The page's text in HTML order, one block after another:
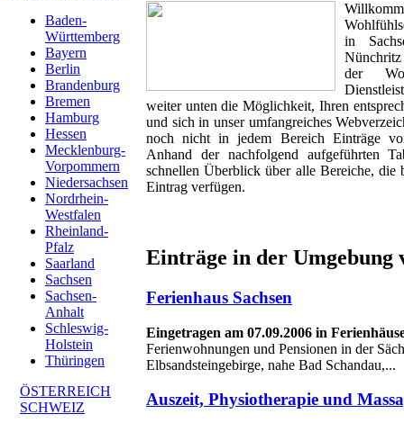
Baden-
Württemberg
Bayern
Berlin
Brandenburg
Bremen
Hamburg
Hessen
Mecklenburg-
Vorpommern
Niedersachsen
Nordrhein-
Westfalen
Rheinland-
Pfalz
Saarland
Sachsen
Sachsen-
Anhalt
Schleswig-
Holstein
Thüringen
ÖSTERREICH
SCHWEIZ
in
der
weiter unten die Möglichkeit, Ihren
und sich in unser umfangreiches
noch nicht in jedem Bereich Einträge
Anhand der nachfolgend aufgeführten
schnellen Überblick über alle Bereiche, die
Eintrag verfügen.
Einträge in der Umgebung
Ferienhaus Sachsen
Eingetragen am 07.09.2006 in
Ferienwohnungen und Pensionen in der
Elbsandsteingebirge, nahe Bad Schandau,...
Auszeit, Physiotherapie und